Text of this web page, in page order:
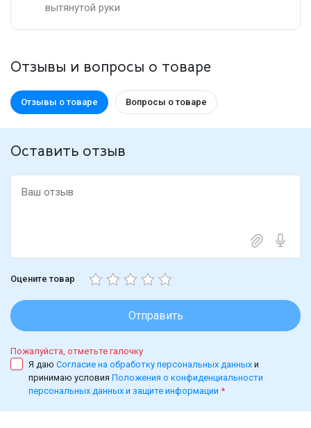
вытянутой руки
Отзывы и вопросы о товаре
Отзывы о товаре Вопросы о товаре
Оставить отзыв
Оцените товар
Отправить
Пожалуйста, отметьте галочку
Я даю Согласие на обработку персональных данных и
принимаю условия Положения о конфиденциальности
персональных данных и защите информации *